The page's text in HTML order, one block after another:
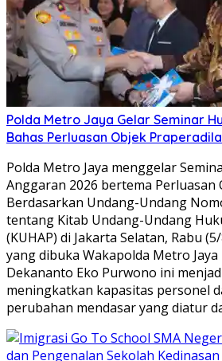
Polda Metro Jaya Gelar Seminar
Bahas Perluasan Objek
Polda Metro Jaya menggelar
Anggaran 2026 bertema Perluasan
Berdasarkan Undang-Undang
tentang Kitab Undang-Undang
(KUHAP) di Jakarta Selatan, Rabu
yang dibuka Wakapolda Metro Jaya
Dekananto Eko Purwono ini
meningkatkan kapasitas personel
perubahan mendasar yang diatur